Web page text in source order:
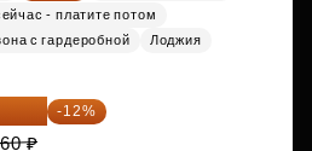
- платите потом
с гардеробной
Лоджия
₽ -12%
₽